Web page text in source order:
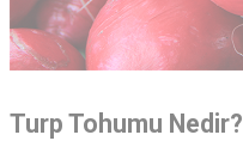
Turp Tohumu Nedir?